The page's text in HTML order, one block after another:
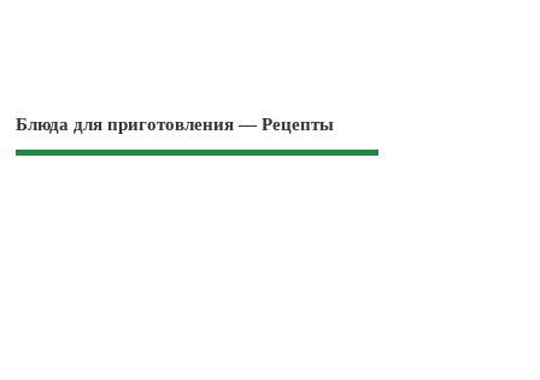
Блюда для приготовления — Рецепты